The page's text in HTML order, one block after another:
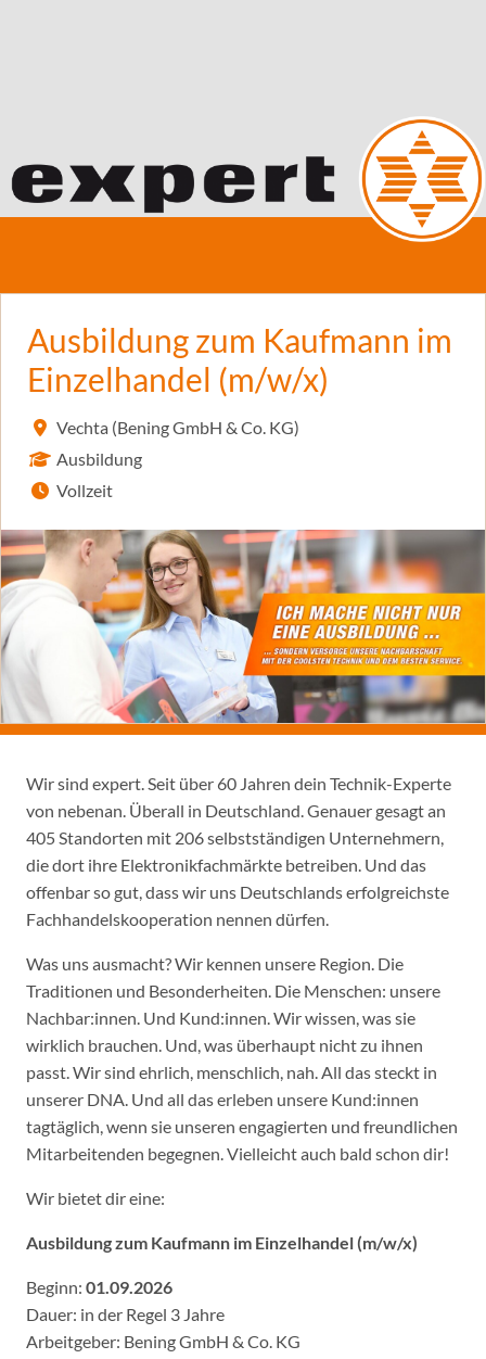
Ausbildung zum Kaufmann im
Einzelhandel (m/w/x)
Vechta (Bening GmbH & Co. KG)
Ausbildung
Vollzeit
Wir sind expert. Seit über 60 Jahren dein Technik-Experte
von nebenan. Überall in Deutschland. Genauer gesagt an
405 Standorten mit 206 selbstständigen Unternehmern,
die dort ihre Elektronikfachmärkte betreiben. Und das
offenbar so gut, dass wir uns Deutschlands erfolgreichste
Fachhandelskooperation nennen dürfen.
Was uns ausmacht? Wir kennen unsere Region. Die
Traditionen und Besonderheiten. Die Menschen: unsere
Nachbar:innen. Und Kund:innen. Wir wissen, was sie
wirklich brauchen. Und, was überhaupt nicht zu ihnen
passt. Wir sind ehrlich, menschlich, nah. All das steckt in
unserer DNA. Und all das erleben unsere Kund:innen
tagtäglich, wenn sie unseren engagierten und freundlichen
Mitarbeitenden begegnen. Vielleicht auch bald schon dir!
Wir bietet dir eine:
Ausbildung zum Kaufmann im Einzelhandel (m/w/x)
Beginn: 01.09.2026
Dauer: in der Regel 3 Jahre
Arbeitgeber: Bening GmbH & Co. KG